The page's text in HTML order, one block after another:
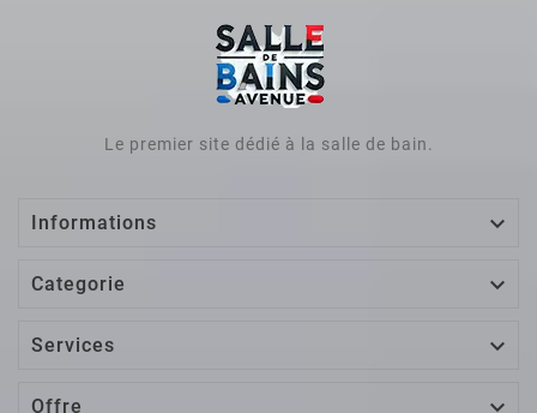
Le premier site dédié à la salle de bain.
Informations 
Categorie 
Services 
Offre